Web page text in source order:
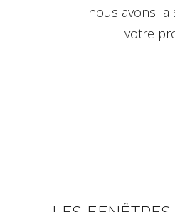
nous avons la
votre